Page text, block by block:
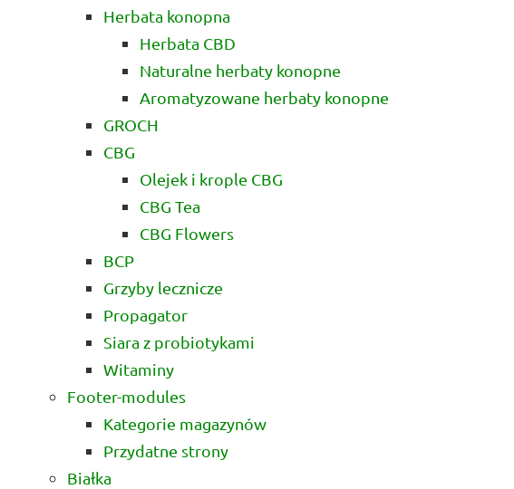
Herbata konopna
Herbata CBD
Naturalne herbaty konopne
Aromatyzowane herbaty konopne
GROCH
CBG
Olejek i krople CBG
CBG Tea
CBG Flowers
BCP
Grzyby lecznicze
Propagator
Siara z probiotykami
Witaminy
Footer-modules
Kategorie magazynów
Przydatne strony
Białka